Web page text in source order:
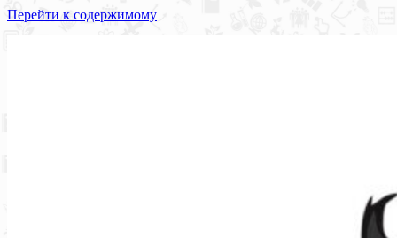
Перейти к содержимому